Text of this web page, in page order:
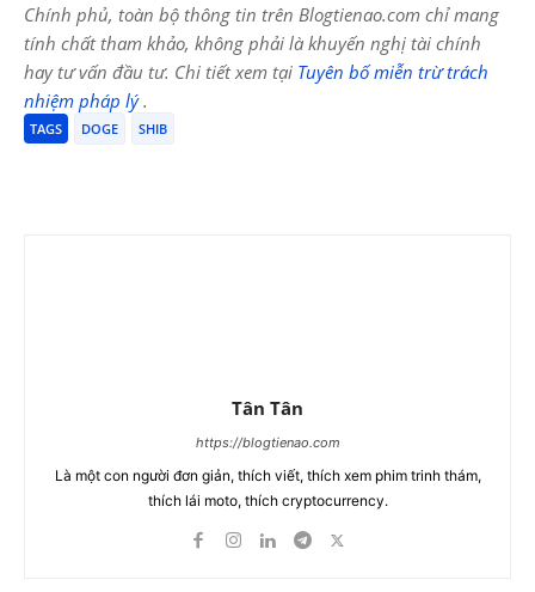
Chính phủ, toàn bộ thông tin trên Blogtienao.com chỉ mang
tính chất tham khảo, không phải là khuyến nghị tài chính
hay tư vấn đầu tư. Chi tiết xem tại Tuyên bố miễn trừ trách
nhiệm pháp lý.
TAGS DOGE SHIB
Tân Tân
https://blogtienao.com
Là một con người đơn giản, thích viết, thích xem phim trinh thám,
thích lái moto, thích cryptocurrency.